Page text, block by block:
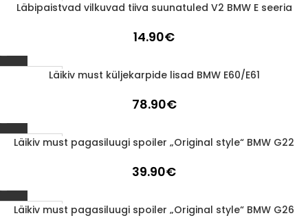
1-3 d.d.
Läbipaistvad vilkuvad tiiva suunatuled V2 BMW E seeria
14.90€
1-3 d.d.Läikiv must küljekarpide lisad BMW E60/E61
78.90€
1-3 d.d.
Läikiv must pagasiluugi spoiler „Original style“ BMW G22
39.90€
1-3 d.d.
Läikiv must pagasiluugi spoiler „Original style“ BMW G26